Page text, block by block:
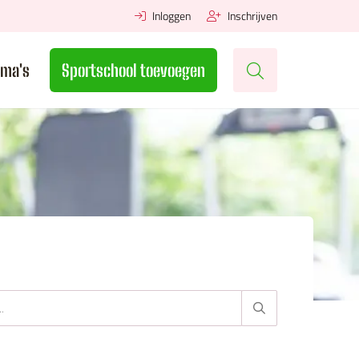
Inloggen Inschrijven
Sportschool toevoegen